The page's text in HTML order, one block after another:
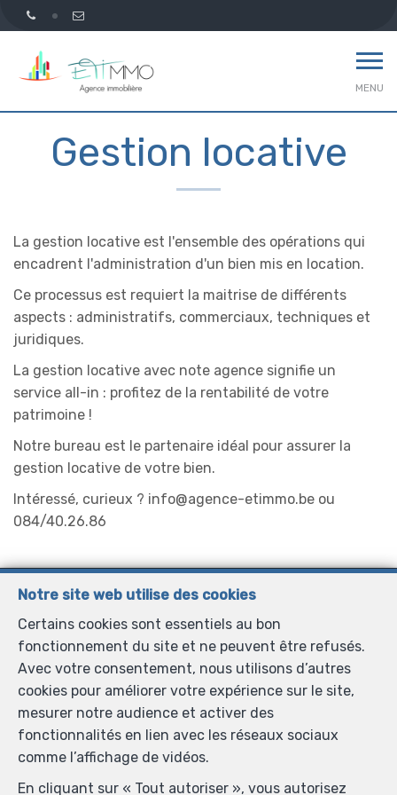
MENU
Gestion locative
La gestion locative est l'ensemble des opérations qui
encadrent l'administration d'un bien mis en location.
Ce processus est requiert la maitrise de différents
aspects : administratifs, commerciaux, techniques et
juridiques.
La gestion locative avec note agence signifie un
service all-in : profitez de la rentabilité de votre
patrimoine !
Notre bureau est le partenaire idéal pour assurer la
gestion locative de votre bien.
Intéressé, curieux ? info@agence-etimmo.be ou
084/40.26.86
Notre site web utilise des cookies
Certains cookies sont essentiels au bon
fonctionnement du site et ne peuvent être refusés.
Avec votre consentement, nous utilisons d’autres
cookies pour améliorer votre expérience sur le site,
mesurer notre audience et activer des
fonctionnalités en lien avec les réseaux sociaux
comme l’affichage de vidéos.
En cliquant sur « Tout autoriser », vous autorisez
Agence Etimmo
—
6900 Marche-en-Famenne
TEL.084 40 26 86
—
info@agence-etimmo.be
Agent immobilier intermédiaire, syndic et régisseur
agréé IPI sous le numéro 507.572 en Belgique - N°